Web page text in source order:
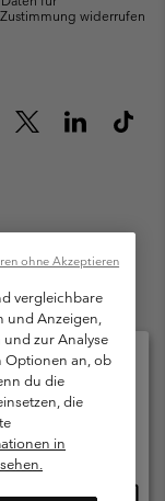
widerrufen
1, 5101
Garantie
vergleichbare
und Anzeigen,
zur Analyse
Optionen an, ob
du die
die
in
ohne Akzeptieren
Ihre Sprache